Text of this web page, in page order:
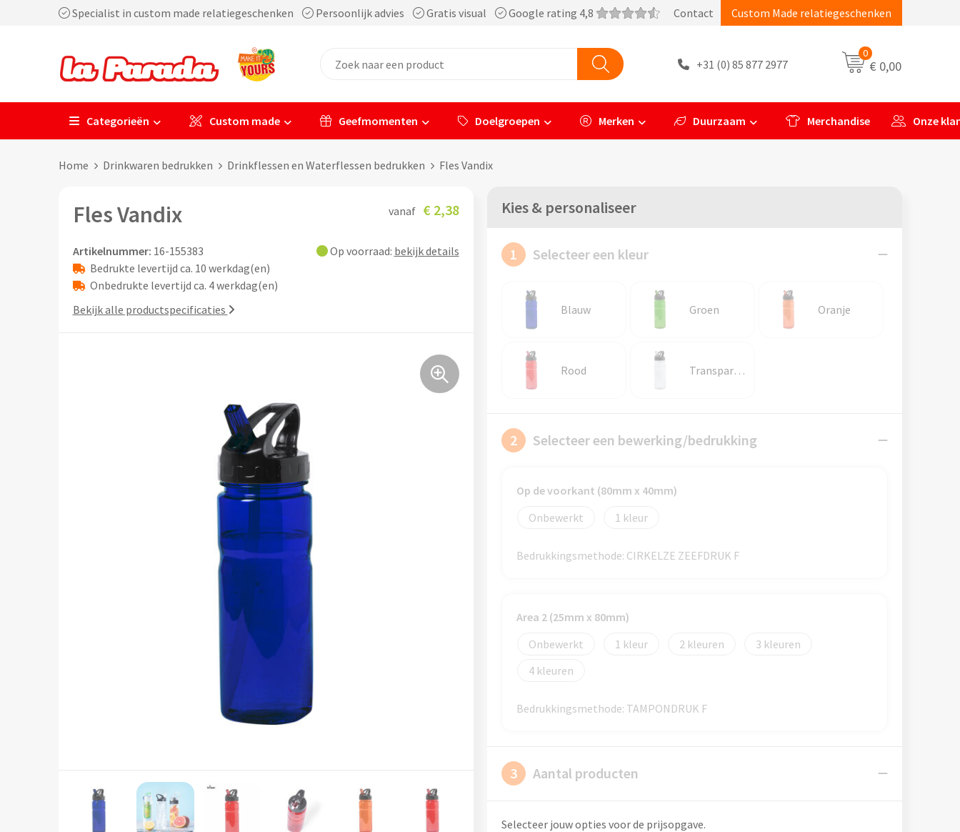
Specialist in custom made relatiegeschenken Persoonlijk advies Gratis visual Google rating 4,8 Contact Custom Made relatiegeschenken
+31 (0) 85 877 2977
0
€ 0,00
Categorieën Custom made Geefmomenten Doelgroepen Merken Duurzaam Merchandise Onze
Home Drinkwaren bedrukken Drinkflessen en Waterflessen bedrukken Fles Vandix
Fles Vandix vanaf € 2,38
Artikelnummer: 16-155383 Op voorraad: bekijk details
Bedrukte levertijd ca. 10 werkdag(en)
Onbedrukte levertijd ca. 4 werkdag(en)
Bekijk alle productspecificaties
Kies & personaliseer
1 Selecteer een kleur
Blauw Groen Oranje
Rood Transparant
2 Selecteer een bewerking/bedrukking
Op de voorkant (80mm x 40mm)
Onbewerkt
1
Bedrukkingsmethode: CIRKELZE ZEEFDRUK F
Area 2 (25mm x 80mm)
Onbewerkt
1 2
3
4
Bedrukkingsmethode: TAMPONDRUK F
3 Aantal producten
Selecteer jouw opties voor de prijsopgave.